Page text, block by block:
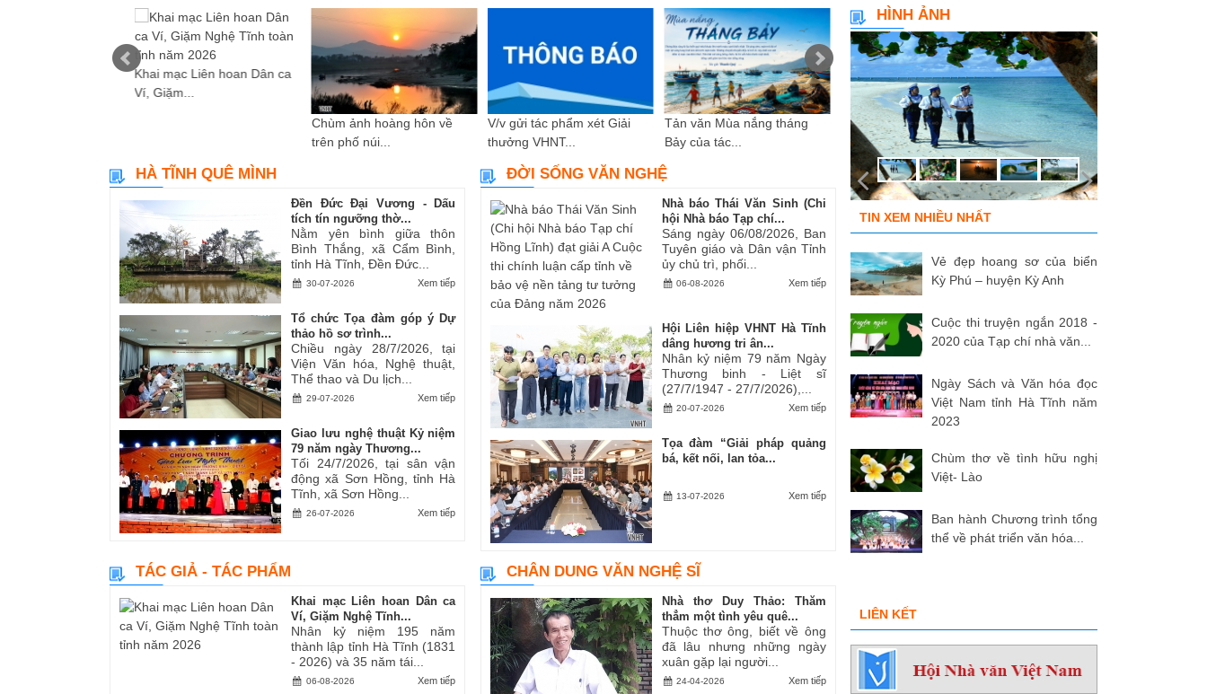
Khai mạc Liên hoan Dân ca
Ví, Giặm...
Chùm ảnh hoàng hôn về
trên phố núi...
V/v gửi tác phẩm xét Giải
thưởng VHNT...
Tản văn Mùa nắng tháng
Bảy của tác...
Chùm ảnh “Kéo lưới rùng”
của NSNA...
ĐỒNG ĐỘI ƠI, CÁC ANH ĐÃ
TRỞ VỀ!
HÀ TĨNH QUÊ MÌNH
Đền Đức Đại Vương - Dấu
tích tín ngưỡng thờ...
Nằm yên bình giữa thôn
Bình Thắng, xã Cẩm Bình,
tỉnh Hà Tĩnh, Đền Đức...
Xem tiếp
30-07-2026
Tổ chức Tọa đàm góp ý Dự
thảo hồ sơ trình...
Chiều ngày 28/7/2026, tại
Viện Văn hóa, Nghệ thuật,
Thể thao và Du lịch...
Xem tiếp
29-07-2026
Giao lưu nghệ thuật Kỷ niệm
79 năm ngày Thương...
Tối 24/7/2026, tại sân vận
động xã Sơn Hồng, tỉnh Hà
Tĩnh, xã Sơn Hồng...
Xem tiếp
26-07-2026
ĐỜI SỐNG VĂN NGHỆ
Nhà báo Thái Văn Sinh (Chi
hội Nhà báo Tạp chí...
Sáng ngày 06/08/2026, Ban
Tuyên giáo và Dân vận Tỉnh
ủy chủ trì, phối...
Xem tiếp
06-08-2026
Hội Liên hiệp VHNT Hà Tĩnh
dâng hương tri ân...
Nhân kỷ niệm 79 năm Ngày
Thương binh - Liệt sĩ
(27/7/1947 - 27/7/2026),...
Xem tiếp
20-07-2026
Tọa đàm “Giải pháp quảng
bá, kết nối, lan tỏa...
Xem tiếp
13-07-2026
TÁC GIẢ - TÁC PHẨM
Khai mạc Liên hoan Dân ca
Ví, Giặm Nghệ Tĩnh...
Nhân kỷ niệm 195 năm
thành lập tỉnh Hà Tĩnh (1831
- 2026) và 35 năm tái...
Xem tiếp
06-08-2026
CHÂN DUNG VĂN NGHỆ SĨ
Nhà thơ Duy Thảo: Thăm
thẳm một tình yêu quê...
Thuộc thơ ông, biết về ông
đã lâu nhưng những ngày
xuân gặp lại người...
Xem tiếp
24-04-2026
HÌNH ẢNH
TIN XEM NHIỀU NHẤT
Vẻ đẹp hoang sơ của biển
Kỳ Phú – huyện Kỳ Anh
Cuộc thi truyện ngắn 2018 -
2020 của Tạp chí nhà văn...
Ngày Sách và Văn hóa đọc
Việt Nam tỉnh Hà Tĩnh năm
2023
Chùm thơ về tình hữu nghị
Việt- Lào
Ban hành Chương trình tổng
thể về phát triển văn hóa...
LIÊN KẾT